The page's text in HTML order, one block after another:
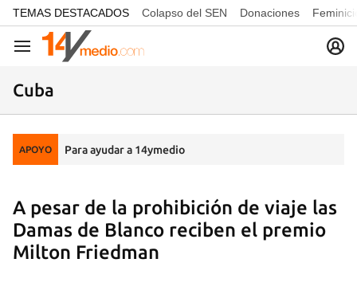
common.go-to-content
TEMAS DESTACADOS Colapso del SEN Donaciones
Navegación
Cuba
APOYO Para ayudar a 14ymedio
A pesar de la prohibición de viaje las
Damas de Blanco reciben el premio
Milton Friedman